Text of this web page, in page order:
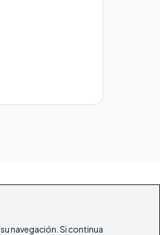
navegación. Si continua